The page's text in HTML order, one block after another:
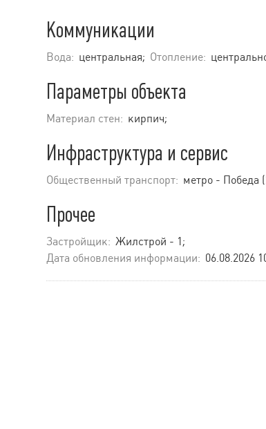
Коммуникации
Вода: центральная; Отопление:
Параметры объекта
Материал стен: кирпич;
Инфраструктура и сервис
Общественный транспорт: метро - Победа
Прочее
Застройщик: Жилстрой - 1;
Дата обновления информации: 06.08.2026